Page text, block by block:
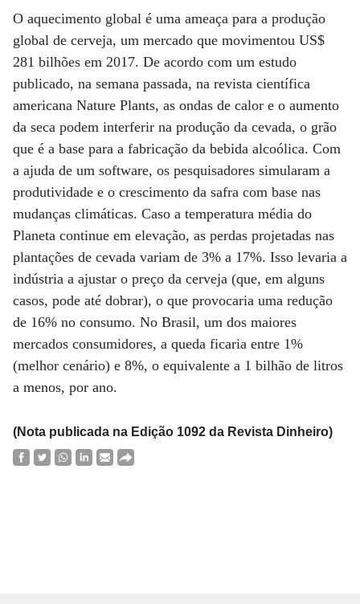
O aquecimento global é uma ameaça para a produção
global de cerveja, um mercado que movimentou US$
281 bilhões em 2017. De acordo com um estudo
publicado, na semana passada, na revista científica
americana Nature Plants, as ondas de calor e o aumento
da seca podem interferir na produção da cevada, o grão
que é a base para a fabricação da bebida alcoólica. Com
a ajuda de um software, os pesquisadores simularam a
produtividade e o crescimento da safra com base nas
mudanças climáticas. Caso a temperatura média do
Planeta continue em elevação, as perdas projetadas nas
plantações de cevada variam de 3% a 17%. Isso levaria a
indústria a ajustar o preço da cerveja (que, em alguns
casos, pode até dobrar), o que provocaria uma redução
de 16% no consumo. No Brasil, um dos maiores
mercados consumidores, a queda ficaria entre 1%
(melhor cenário) e 8%, o equivalente a 1 bilhão de litros
a menos, por ano.
(Nota publicada na Edição 1092 da Revista Dinheiro)